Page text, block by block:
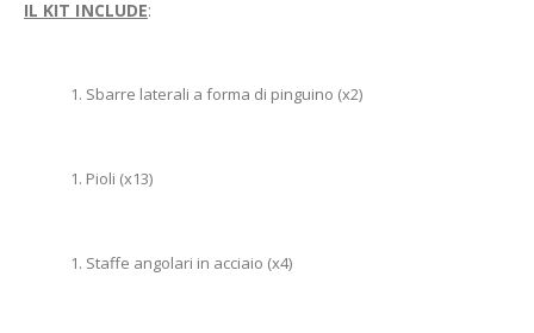
IL KIT INCLUDE:
Sbarre laterali a forma di pinguino (x2)
Pioli (x13)
Staffe angolari in acciaio (x4)